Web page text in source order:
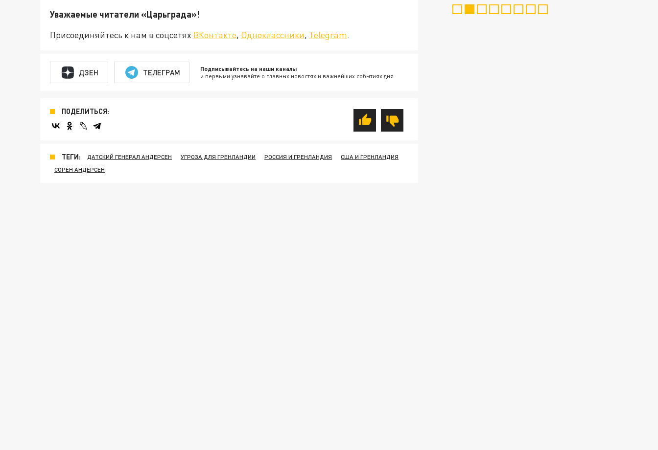
Уважаемые читатели «Царьграда»!
Присоединяйтесь к нам в соцсетях ВКонтакте, Одноклассники, Telegram.
ДЗЕН ТЕЛЕГРАМ Подписывайтесь на наши каналы
и первыми узнавайте о главных новостях и важнейших событиях дня.
ПОДЕЛИТЬСЯ:
ТЕГИ: ДАТСКИЙ ГЕНЕРАЛ АНДЕРСЕН УГРОЗА ДЛЯ ГРЕНЛАНДИИ РОССИЯ И ГРЕНЛАНДИЯ
США И ГРЕНЛАНДИЯ
СОРЕН АНДЕРСЕН